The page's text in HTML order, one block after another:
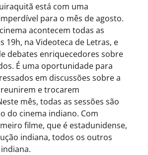
está com uma
para o mês de agosto.
acontecem todas as
19h, na Videoteca de Letras, e
debates enriquecedores sobre
É uma oportunidade para
em discussões sobre a
e trocarem
mês, todas as sessões são
do cinema indiano. Com
filme, que é estadunidense,
indiana, todos os outros